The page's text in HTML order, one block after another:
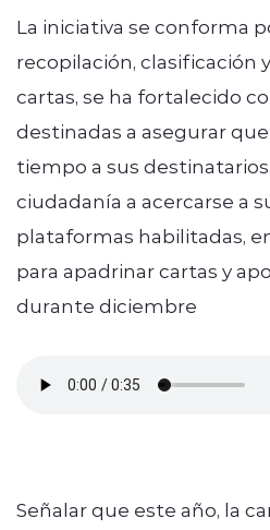
La iniciativa se conforma
recopilación, clasificación
cartas, se ha fortalecido
destinadas a asegurar
tiempo a sus
ciudadanía a acercarse a
plataformas habilitadas,
para apadrinar cartas y
durante diciembre
Señalar que este año, la